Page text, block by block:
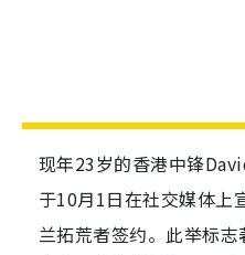
现年23岁的香港中锋
于10月1日在社交媒体上
兰拓荒者签约。此举标